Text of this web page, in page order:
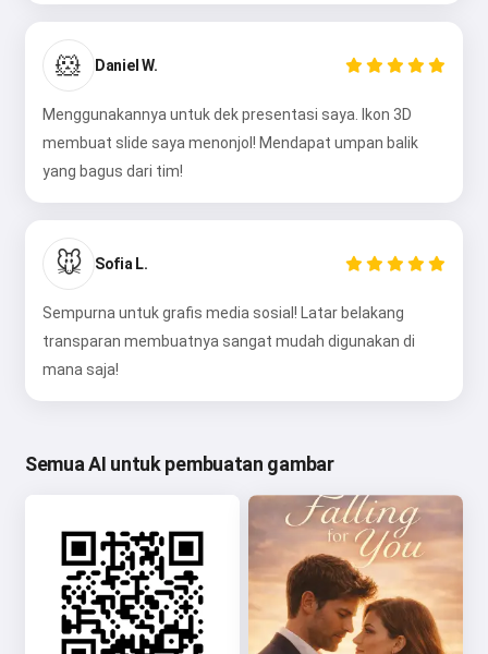
🐹 Daniel W.
Menggunakannya untuk dek presentasi saya. Ikon 3D
membuat slide saya menonjol! Mendapat umpan balik
yang bagus dari tim!
🐭 Sofia L.
Sempurna untuk grafis media sosial! Latar belakang
transparan membuatnya sangat mudah digunakan di
mana saja!
Semua AI untuk pembuatan gambar